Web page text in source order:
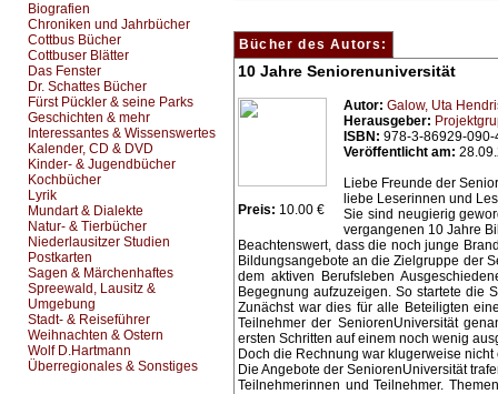
Biografien
Chroniken und Jahrbücher
Cottbus Bücher
Cottbuser Blätter
Das Fenster
Dr. Schattes Bücher
Fürst Pückler & seine Parks
Geschichten & mehr
Interessantes & Wissenswertes
Kalender, CD & DVD
Kinder- & Jugendbücher
Kochbücher
Lyrik
Mundart & Dialekte
Natur- & Tierbücher
Niederlausitzer Studien
Postkarten
Sagen & Märchenhaftes
Spreewald, Lausitz &
Umgebung
Stadt- & Reiseführer
Weihnachten & Ostern
Wolf D.Hartmann
Überregionales & Sonstiges
Bücher des Autors:
10 Jahre Seniorenuniversität
Preis: 10.00 €
Autor: Galow, Uta
Herausgeber:
ISBN: 978-3-86929-090-
Veröffentlicht am:
Liebe Freunde der
liebe Leserinnen und
Sie sind neugierig
vergangenen 10 Jahre
Beachtenswert, dass die noch junge
Bildungsangebote an die Zielgruppe der
dem aktiven Berufsleben
Begegnung aufzuzeigen. So startete die
Zunächst war dies für alle Beteiligten
Teilnehmer der SeniorenUniversität
ersten Schritten auf einem noch wenig
Doch die Rechnung war klugerweise
Die Angebote der SeniorenUniversität
Teilnehmerinnen und Teilnehmer.